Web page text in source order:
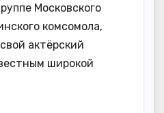
Московского
комсомола,
актёрский
широкой